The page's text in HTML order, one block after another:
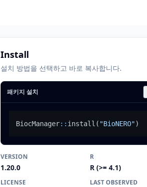
Install
설치 방법을 선택하고 바로 복사합니다.
패키지 설치
BiocManager:: install ( "BioNERO")
VERSION
1.20.0
R
R (>= 4.1)
LICENSE LAST OBSERVED